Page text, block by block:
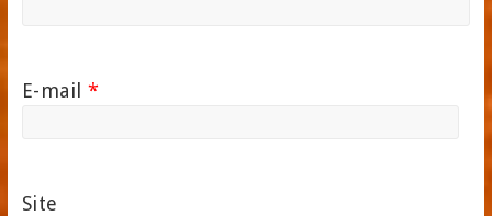
E-mail*
Site